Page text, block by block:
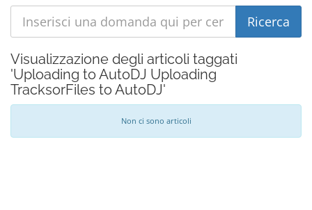
Visualizzazione degli articoli taggati
'Uploading to AutoDJ Uploading
TracksorFiles to AutoDJ'
Non ci sono articoli